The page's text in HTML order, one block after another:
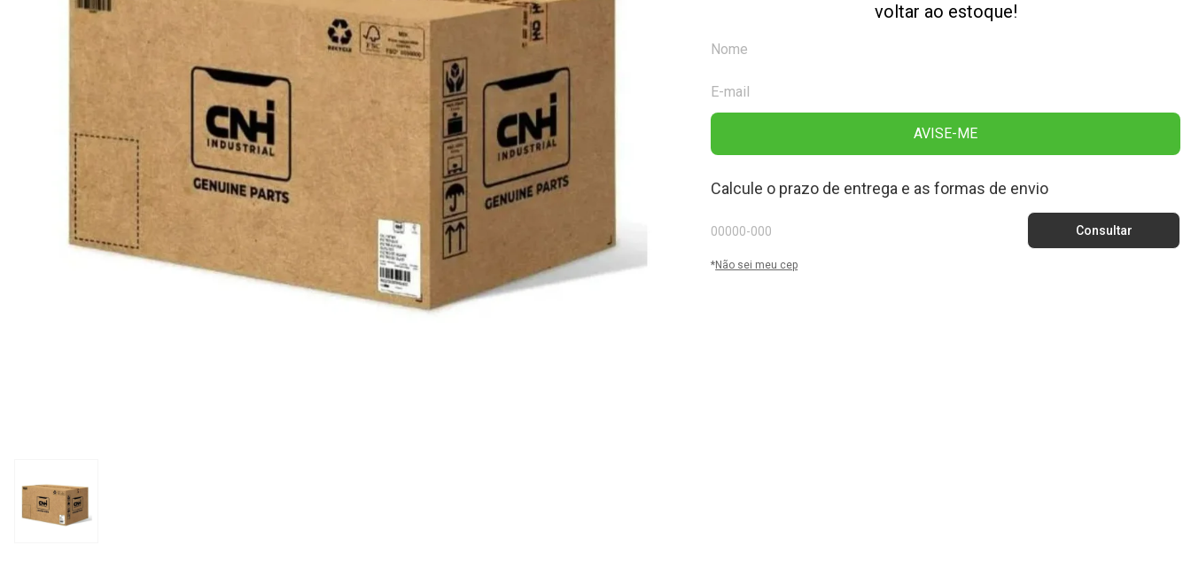
voltar ao estoque!
AVISE-ME
Calcule o prazo de entrega e as formas de envio
*Não sei meu cep